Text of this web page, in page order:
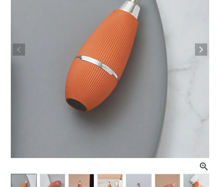
デジタル雑貨
ライト・シーリングファン
アウトレット